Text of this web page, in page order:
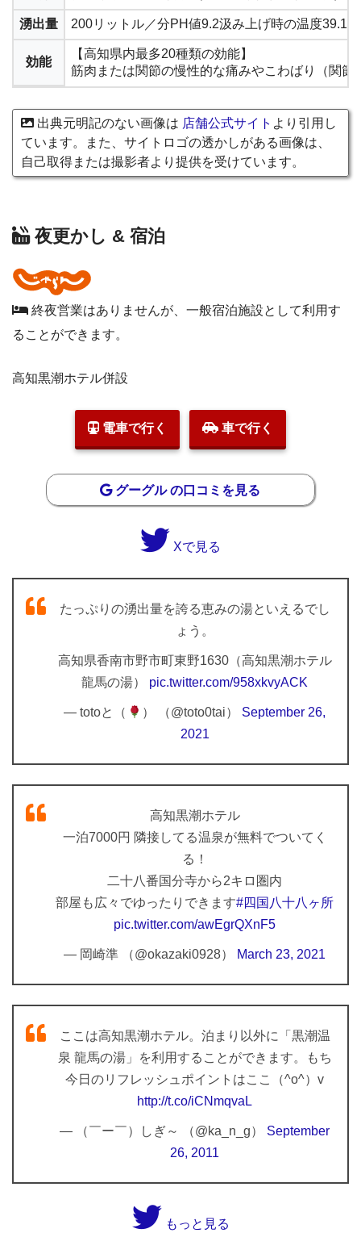
湧出量 200リットル／分PH値9.2汲み上げ時の温度39.1℃
効能
【高知県内最多20種類の効能】
筋肉または関節の慢性的な痛みやこわばり（関
出典元明記のない画像は 店舗公式サイト より引用し
ています。また、サイトロゴの透かしがある画像は、
自己取得または撮影者より提供を受けています。
夜更かし & 宿泊
終夜営業はありませんが、一般宿泊施設として利用す
ることができます。
高知黒潮ホテル併設
電車で行く 車で行く
グーグル の口コミを見る
Xで見る
たっぷりの湧出量を誇る恵みの湯といえるでし
ょう。
高知県香南市野市町東野1630（高知黒潮ホテル
龍馬の湯） pic.twitter.com/958xkvyACK
— totoと（ ） （@toto0tai） September 26,
2021
高知黒潮ホテル
一泊7000円 隣接してる温泉が無料でついてく
る！
二十八番国分寺から2キロ圏内
部屋も広々でゆったりできます#四国八十八ヶ所
pic.twitter.com/awEgrQXnF5
— 岡崎準 （@okazaki0928） March 23, 2021
ここは高知黒潮ホテル。泊まり以外に「黒潮温
泉 龍馬の湯」を利用することができます。もち
今日のリフレッシュポイントはここ（^o^）v
http://t.co/iCNmqvaL
— （￣ー￣）しぎ～ （@ka_n_g） September
26, 2011
もっと見る